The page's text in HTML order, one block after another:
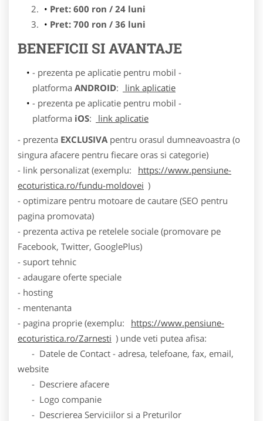
Pret: 600 ron / 24 luni
Pret: 700 ron / 36 luni
BENEFICII SI AVANTAJE
- prezenta pe aplicatie pentru mobil -
platforma ANDROID:
link aplicatie
- prezenta pe aplicatie pentru mobil -
platforma iOS:
link aplicatie
- prezenta EXCLUSIVA pentru orasul dumneavoastra (o
singura afacere pentru fiecare oras si categorie)
- link personalizat (exemplu:
https://www.pensiune-
ecoturistica.ro/fundu-moldovei )
- optimizare pentru motoare de cautare (SEO pentru
pagina promovata)
- prezenta activa pe retelele sociale (promovare pe
Facebook, Twitter, GooglePlus)
- suport tehnic
- adaugare oferte speciale
- hosting
- mentenanta
- pagina proprie (exemplu:
https://www.pensiune-
ecoturistica.ro/Zarnesti ) unde veti putea afisa:
- Datele de Contact - adresa, telefoane, fax, email,
website
- Descriere afacere
- Logo companie
- Descrierea Serviciilor si a Preturilor